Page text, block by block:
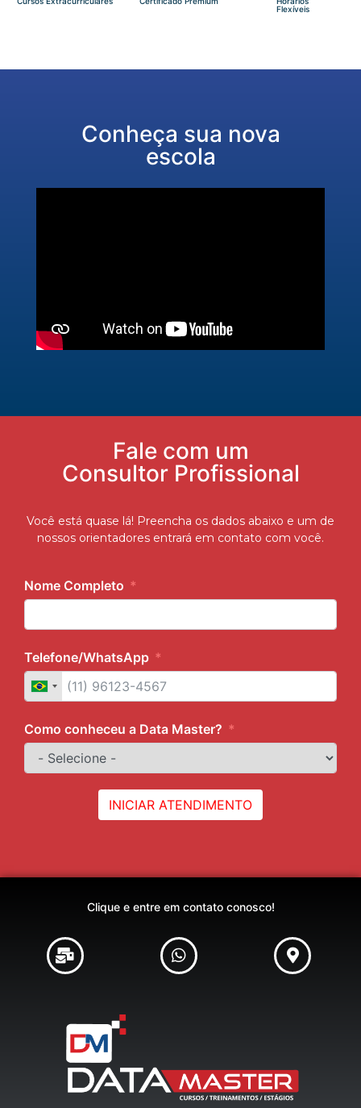
Flexíveis
Conheça sua nova
escola
Fale com um
Consultor Profissional
Você está quase lá! Preencha os dados abaixo e um de
nossos orientadores entrará em contato com você.
Nome Completo
Telefone/WhatsApp
Como conheceu a Data Master?
INICIAR ATENDIMENTO
Clique e entre em contato conosco!